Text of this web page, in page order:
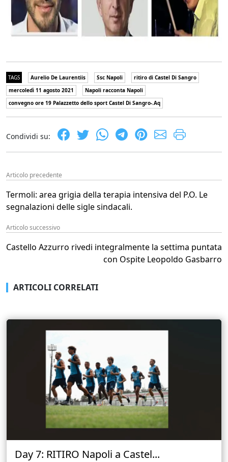
TAGS Aurelio De Laurentiis Ssc Napoli
ritiro di Castel Di Sangro
mercoledì 11 agosto 2021
Napoli racconta Napoli
convegno ore 19 Palazzetto dello sport Castel Di Sangro-.Aq
Condividi su:
Articolo precedente
Termoli: area grigia della terapia intensiva del P.O. Le
segnalazioni delle sigle sindacali.
Articolo successivo
Castello Azzurro rivedi integralmente la settima puntata
con Ospite Leopoldo Gasbarro
ARTICOLI CORRELATI
Day 7: RITIRO Napoli a Castel...